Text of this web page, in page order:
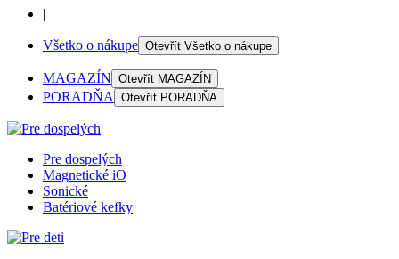
|
Všetko o nákupe Otevřít Všetko o nákupe
MAGAZÍN Otevřít MAGAZÍN
PORADŇA Otevřít PORADŇA
Pre dospelých
Magnetické iO
Sonické
Batériové kefky